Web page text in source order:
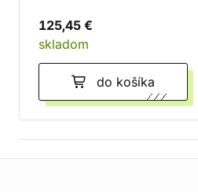
125,45 €
skladom
do košíka